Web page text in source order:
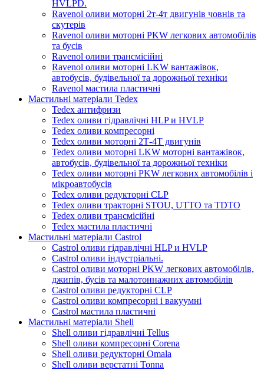
HVLPD.
Ravenol оливи моторні 2т-4т двигунів човнів та
скутерів
Ravenol оливи моторні PKW легкових автомобілів
та бусів
Ravenol оливи трансмісійні
Ravenol оливи моторні LKW вантажівок,
автобусів, будівельної та дорожньої техніки
Ravenol мастила пластичні
Мастильні матеріали Tedex
Tedex антифризи
Tedex оливи гідравлічні HLP и HVLP
Tedex оливи компресорні
Tedex оливи моторні 2Т-4Т двигунів
Tedex оливи моторні LKW моторні вантажівок,
автобусів, будівельної та дорожньої техніки
Tedex оливи моторні PKW легкових автомобілів і
мікроавтобусів
Tedex оливи редукторні CLP
Tedex оливи тракторні STOU, UTTO та TDTO
Tedex оливи трансмісійні
Tedex мастила пластичні
Мастильні матеріали Castrol
Castrol оливи гідравлічні HLP и HVLP
Castrol оливи індустріальні.
Castrol оливи моторні PKW легкових автомобілів,
джипів, бусів та малотоннажних автомобілів
Castrol оливи редукторні CLP
Castrol оливи компресорні і вакуумні
Castrol мастила пластичні
Мастильні матеріали Shell
Shell оливи гідравлічні Tellus
Shell оливи компресорні Corena
Shell оливи редукторні Omala
Shell оливи верстатні Tonna